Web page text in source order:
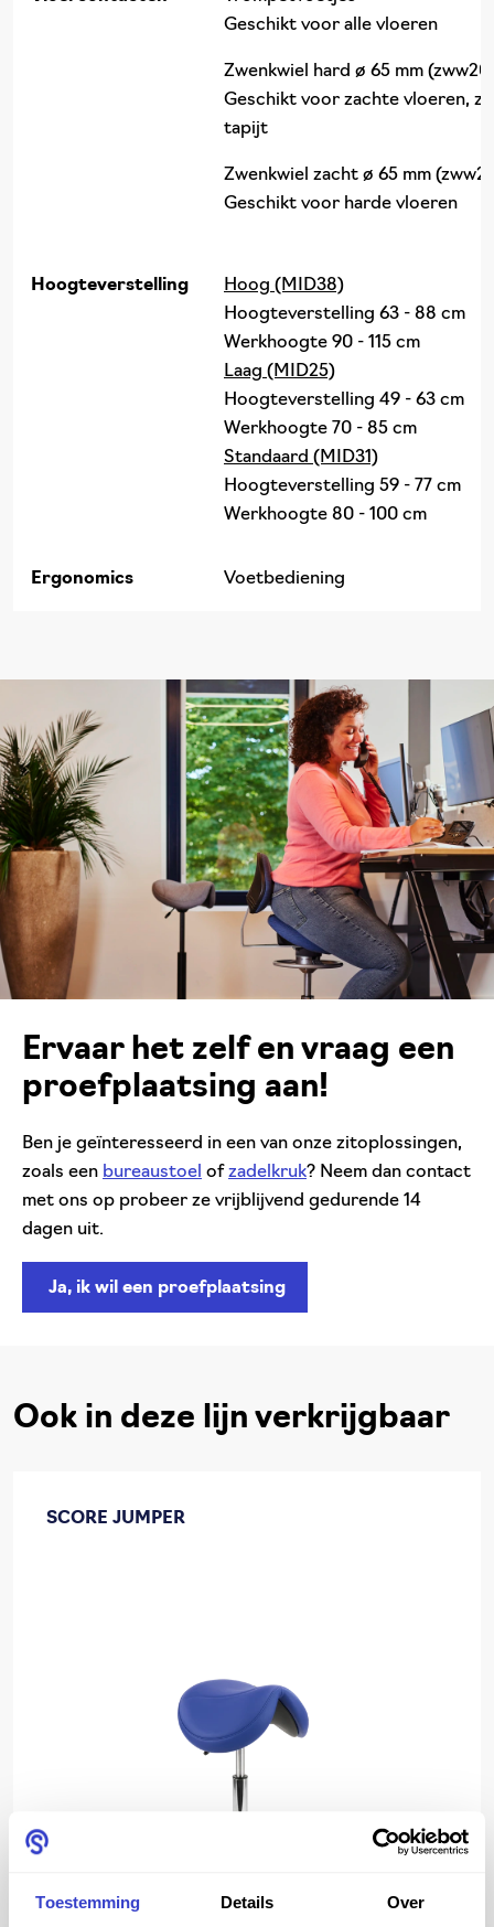
Toestemming Details Over
Geschikt voor alle vloeren
Zwenkwiel hard ø 65 mm
Geschikt voor zachte vloeren,
tapijt
Zwenkwiel zacht ø 65 mm
Geschikt voor harde vloeren
Hoogteverstelling
Hoog (MID38)
Hoogteverstelling 63 - 88 cm
Werkhoogte 90 - 115 cm
Laag (MID25)
Hoogteverstelling 49 - 63 cm
Werkhoogte 70 - 85 cm
Standaard (MID31)
Hoogteverstelling 59 - 77 cm
Werkhoogte 80 - 100 cm
Ergonomics Voetbediening
Ervaar het zelf en vraag een
proefplaatsing aan!
Ben je geïnteresseerd in een van onze zitoplossingen,
zoals een bureaustoel of zadelkruk? Neem dan contact
met ons op probeer ze vrijblijvend gedurende 14
dagen uit.
Ja, ik wil een proefplaatsing
Ook in deze lijn verkrijgbaar
SCORE JUMPER